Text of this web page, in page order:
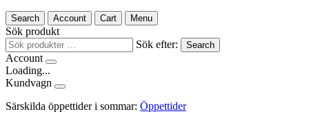
Search Account Cart Menu
Sök produkt
Sök efter:
Search
Account
Loading...
Kundvagn
Särskilda öppettider i sommar: Öppettider